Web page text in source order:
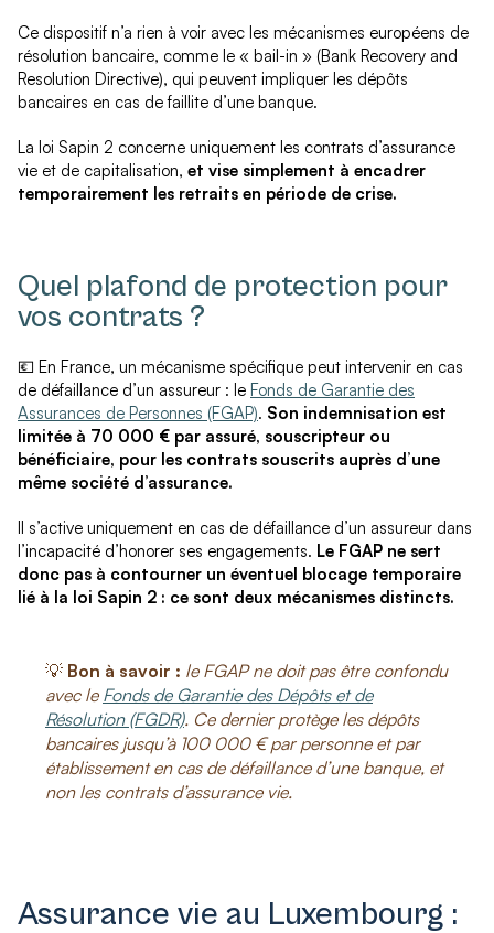
Ce dispositif n’a rien à voir avec les mécanismes européens de
résolution bancaire, comme le « bail-in » (Bank Recovery and
Resolution Directive), qui peuvent impliquer les dépôts
bancaires en cas de faillite d’une banque.
La loi Sapin 2 concerne uniquement les contrats d’assurance
vie et de capitalisation, et vise simplement à encadrer
temporairement les retraits en période de crise.
Quel plafond de protection pour
vos contrats ?
💶 En France, un mécanisme spécifique peut intervenir en cas
de défaillance d’un assureur : le Fonds de Garantie des
Assurances de Personnes (FGAP). Son indemnisation est
limitée à 70 000 € par assuré, souscripteur ou
bénéficiaire, pour les contrats souscrits auprès d’une
même société d’assurance.
Il s’active uniquement en cas de défaillance d’un assureur dans
l’incapacité d’honorer ses engagements. Le FGAP ne sert
donc pas à contourner un éventuel blocage temporaire
lié à la loi Sapin 2 : ce sont deux mécanismes distincts.
💡 Bon à savoir : le FGAP ne doit pas être confondu
avec le Fonds de Garantie des Dépôts et de
Résolution (FGDR). Ce dernier protège les dépôts
bancaires jusqu’à 100 000 € par personne et par
établissement en cas de défaillance d’une banque, et
non les contrats d’assurance vie.
Assurance vie au Luxembourg :